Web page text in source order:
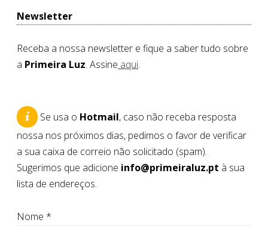
Newsletter
Receba a nossa newsletter e fique a saber tudo sobre
a Primeira Luz. Assine aqui.
Se usa o Hotmail, caso não receba resposta
nossa nos próximos dias, pedimos o favor de verificar
a sua caixa de correio não solicitado (spam).
Sugerimos que adicione info@primeiraluz.pt à sua
lista de endereços.
Nome *